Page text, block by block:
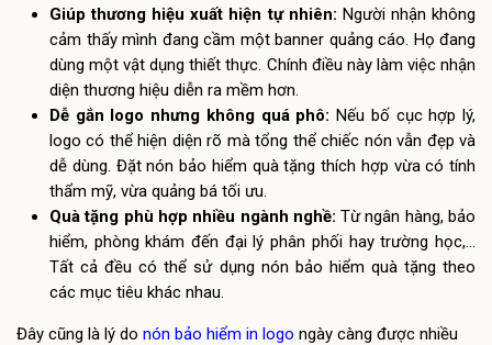
Giúp thương hiệu xuất hiện tự nhiên: Người nhận không
cảm thấy mình đang cầm một banner quảng cáo. Họ đang
dùng một vật dụng thiết thực. Chính điều này làm việc nhận
diện thương hiệu diễn ra mềm hơn.
Dễ gắn logo nhưng không quá phô: Nếu bố cục hợp lý,
logo có thể hiện diện rõ mà tổng thể chiếc nón vẫn đẹp và
dễ dùng. Đặt nón bảo hiểm quà tặng thích hợp vừa có tính
thẩm mỹ, vừa quảng bá tối ưu.
Quà tặng phù hợp nhiều ngành nghề: Từ ngân hàng, bảo
hiểm, phòng khám đến đại lý phân phối hay trường học,…
Tất cả đều có thể sử dụng nón bảo hiểm quà tặng theo
các mục tiêu khác nhau.
Đây cũng là lý do nón bảo hiểm in logo ngày càng được nhiều